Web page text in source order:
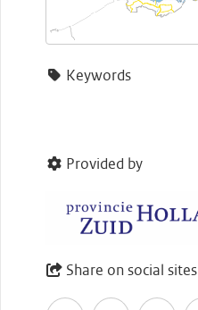
Keywords
Provided by
Share on social sites